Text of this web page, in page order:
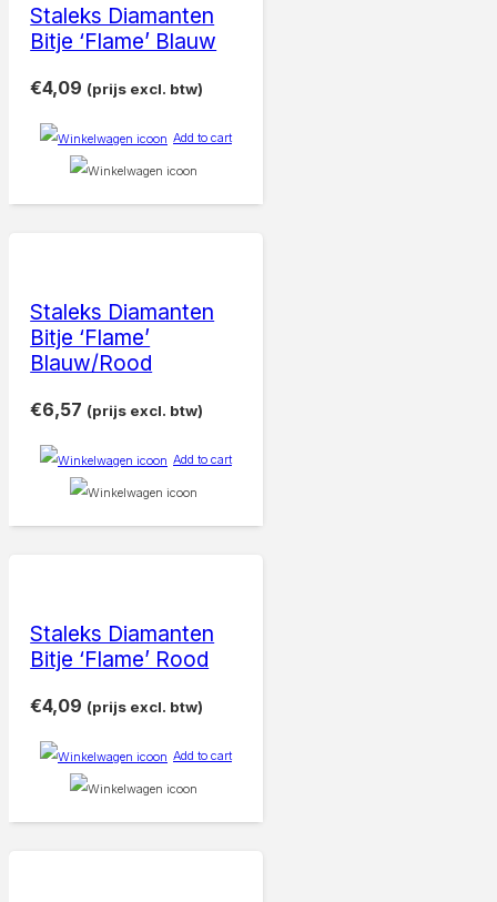
Staleks Diamanten
Bitje ‘Flame’ Blauw
€4,09 (prijs excl. btw)
Add to cart
Staleks Diamanten
Bitje ‘Flame’
Blauw/Rood
€6,57 (prijs excl. btw)
Add to cart
Staleks Diamanten
Bitje ‘Flame’ Rood
€4,09 (prijs excl. btw)
Add to cart